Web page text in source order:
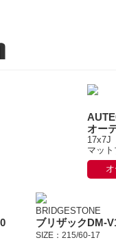
オー
マット
BRIDGESTONE
ブリザックDM-
SIZE：215/60-17